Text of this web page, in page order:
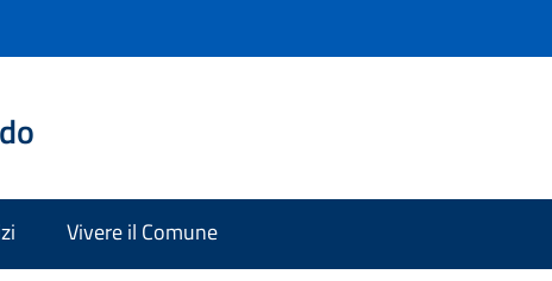
Vivere il Comune